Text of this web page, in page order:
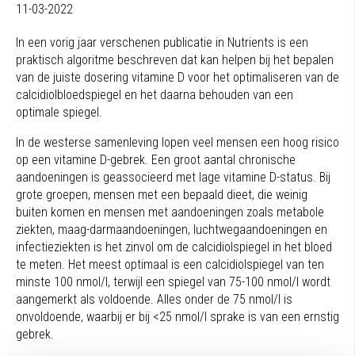
11-03-2022
In een vorig jaar verschenen publicatie in Nutrients is een
praktisch algoritme beschreven dat kan helpen bij het bepalen
van de juiste dosering vitamine D voor het optimaliseren van de
calcidiolbloedspiegel en het daarna behouden van een
optimale spiegel.
In de westerse samenleving lopen veel mensen een hoog risico
op een vitamine D-gebrek. Een groot aantal chronische
aandoeningen is geassocieerd met lage vitamine D-status. Bij
grote groepen, mensen met een bepaald dieet, die weinig
buiten komen en mensen met aandoeningen zoals metabole
ziekten, maag-darmaandoeningen, luchtwegaandoeningen en
infectieziekten is het zinvol om de calcidiolspiegel in het bloed
te meten. Het meest optimaal is een calcidiolspiegel van ten
minste 100 nmol/l, terwijl een spiegel van 75-100 nmol/l wordt
aangemerkt als voldoende. Alles onder de 75 nmol/l is
onvoldoende, waarbij er bij <25 nmol/l sprake is van een ernstig
gebrek.